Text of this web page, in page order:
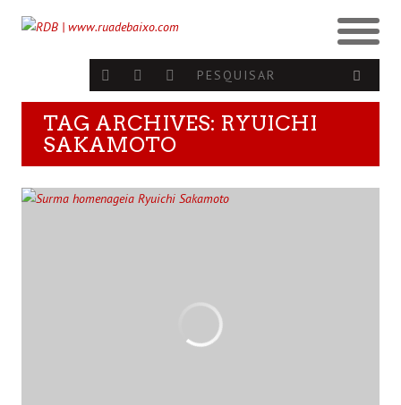
TAG ARCHIVES: RYUICHI
SAKAMOTO